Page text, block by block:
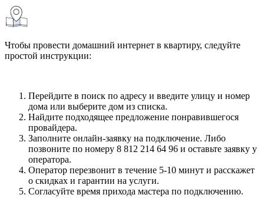
Чтобы провести домашний интернет в квартиру, следуйте
простой инструкции:
Перейдите в поиск по адресу и введите улицу и номер
дома или выберите дом из списка.
Найдите подходящее предложение понравившегося
провайдера.
Заполните онлайн-заявку на подключение. Либо
позвоните по номеру 8 812 214 64 96 и оставьте заявку у
оператора.
Оператор перезвонит в течение 5-10 минут и расскажет
о скидках и гарантии на услуги.
Согласуйте время прихода мастера по подключению.